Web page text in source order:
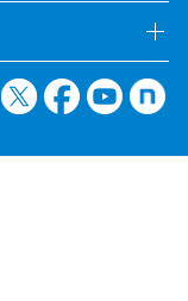
X（旧Twitter）
Facebook